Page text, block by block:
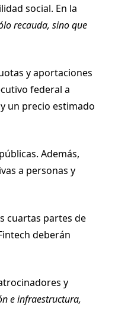
social. En la
recauda, sino que
y aportaciones
federal a
un precio estimado
Además,
a personas y
cuartas partes de
deberán
y
e infraestructura,